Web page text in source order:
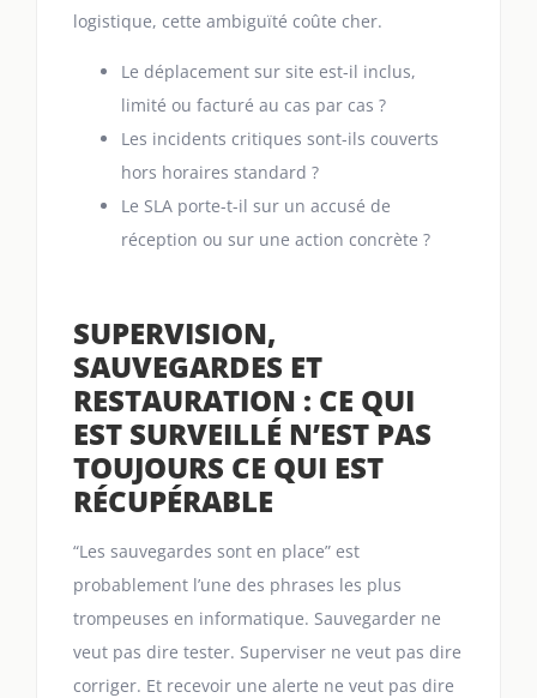
logistique, cette ambiguïté coûte cher.
Le déplacement sur site est-il inclus,
limité ou facturé au cas par cas ?
Les incidents critiques sont-ils couverts
hors horaires standard ?
Le SLA porte-t-il sur un accusé de
réception ou sur une action concrète ?
SUPERVISION,
SAUVEGARDES ET
RESTAURATION : CE QUI
EST SURVEILLÉ N’EST PAS
TOUJOURS CE QUI EST
RÉCUPÉRABLE
“Les sauvegardes sont en place” est
probablement l’une des phrases les plus
trompeuses en informatique. Sauvegarder ne
veut pas dire tester. Superviser ne veut pas dire
corriger. Et recevoir une alerte ne veut pas dire